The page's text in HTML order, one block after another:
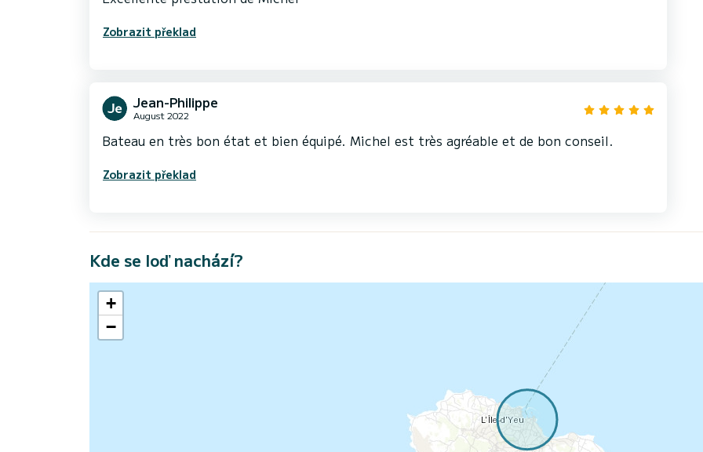
Zobrazit překlad
Jean-Philippe
August 2022
Bateau en très bon état et bien équipé. Michel est très agréable et de bon conseil.
Zobrazit překlad
Kde se loď nachází?
+
−